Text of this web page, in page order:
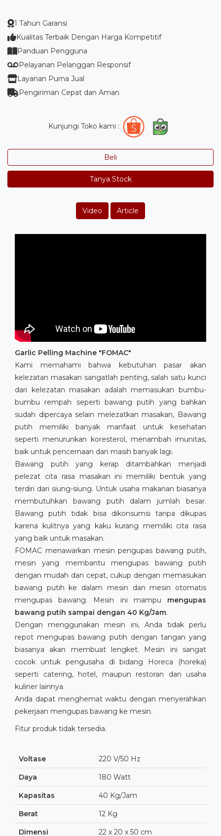
1 Tahun Garansi
Kualitas Terbaik Dengan Harga Kompetitif
Panduan Pengguna
Pelayanan Pelanggan Responsif
Layanan Purna Jual
Pengiriman Cepat dan Aman
Kunjungi Toko kami :
Beli
Tanya Stock
Video Article
Garlic Pelling Machine "FOMAC"
Kami memahami bahwa kebutuhan pasar akan
kelezatan masakan sangatlah penting, salah satu kunci
dari kelezatan masakan adalah memasukan bumbu-
bumbu rempah seperti bawang putih yang bahkan
sudah dipercaya selain melezatkan masakan, Bawang
putih memiliki banyak manfaat untuk kesehatan
seperti menurunkan koresterol, menambah imunitas,
baik untuk pencernaan dan masih banyak lagi.
Bawang putih yang kerap ditambahkan menjadi
pelezat cita rasa masakan ini memiliki bentuk yang
terdiri dari siung-siung. Untuk usaha makanan biasanya
membutuhkan bawang putih dalam jumlah besar.
Bawang putih tidak bisa dikonsumsi tanpa dikupas
karena kulitnya yang kaku kurang memiliki cita rasa
yang baik untuk masakan.
FOMAC menawarkan mesin pengupas bawang putih,
mesin yang membantu mengupas bawang putih
dengan mudah dan cepat, cukup dengan memasukan
bawang putih ke dalam mesin dan mesin otomatis
mengupas bawang. Mesin ini mampu mengupas
bawang putih sampai dengan 40 Kg/Jam.
Dengan menggunakan mesin ini, Anda tidak perlu
repot mengupas bawang putih dengan tangan yang
biasanya akan membuat lengket. Mesin ini sangat
cocok untuk pengusaha di bidang Horeca (horeka)
seperti catering, hotel, maupun restoran dan usaha
kuliner lainnya.
Anda dapat menghemat waktu dengan menyerahkan
pekerjaan mengupas bawang ke mesin.
Fitur produk tidak tersedia.
Voltase 220 V/50 Hz
Daya 180 Watt
Kapasitas 40 Kg/Jam
Berat 12 Kg
Dimensi 22 x 20 x 50 cm